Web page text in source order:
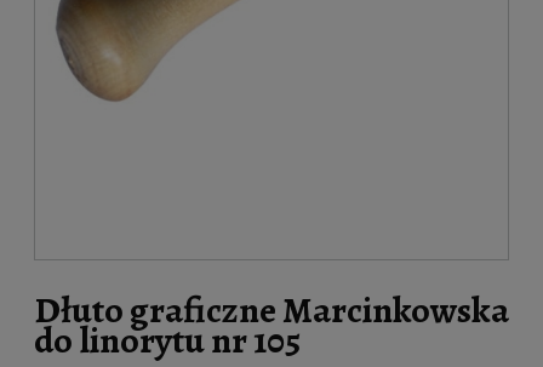
Dłuto graficzne Marcinkowska
do linorytu nr 105